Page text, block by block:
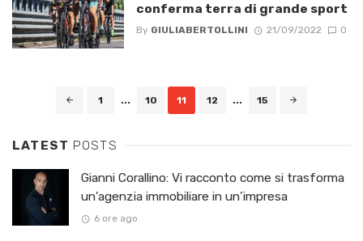
conferma terra di grande sport
By GIULIABERTOLLINI 21/09/2022 0
1 ... 10 11 12 ... 15
LATEST POSTS
Gianni Corallino: Vi racconto come si trasforma
un’agenzia immobiliare in un’impresa
6 ore ago